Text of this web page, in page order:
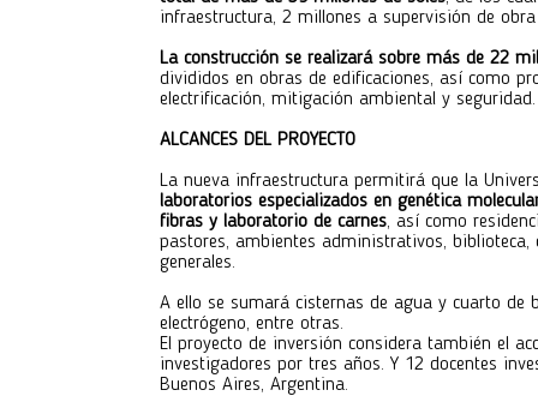
infraestructura, 2 millones a supervisión de
La construcción se realizará sobre más de 22
divididos en obras de edificaciones, así como
electrificación, mitigación ambiental y seguridad.
ALCANCES DEL PROYECTO
La nueva infraestructura permitirá que la
laboratorios especializados en genética
fibras y laboratorio de carnes, así como
pastores, ambientes administrativos, biblioteca,
generales.
A ello se sumará cisternas de agua y cuarto
electrógeno, entre otras.
El proyecto de inversión considera también el
investigadores por tres años. Y 12 docentes
Buenos Aires, Argentina.